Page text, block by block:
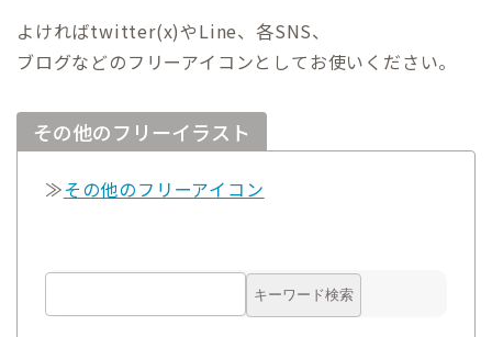
よければtwitter(x)やLine、各SNS、
ブログなどのフリーアイコンとしてお使いください。
その他のフリーイラスト
≫その他のフリーアイコン